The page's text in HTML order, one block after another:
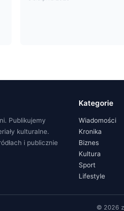
Publikujemy
kulturalne.
i publicznie
Kategorie
Wiadomości
Kronika
Biznes
Kultura
Sport
Lifestyle
© 2026